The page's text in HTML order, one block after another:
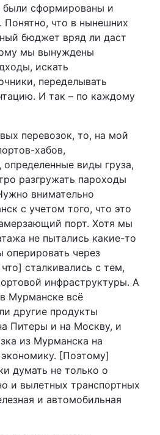
были сформированы и
Понятно, что в нынешних
бюджет вряд ли даст
мы вынуждены
искать
переделывать
И так – по каждому
перевозок, то, на мой
хабов,
виды груза,
разгружать пароходы
внимательно
с учетом того, что это
порт. Хотя мы
не пытались какие-то
оперировать через
сталкивались с тем,
инфраструктуры. А
Мурманске всё
другие продукты
Питеры и на Москву, и
из Мурманска на
[Поэтому]
думать не только о
и вылетных транспортных
и автомобильная